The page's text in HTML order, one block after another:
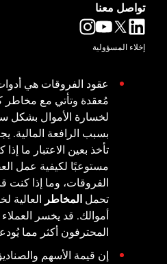
تواصل معنا
إخلاء المسؤولية
عقود الفروقات هي
مُعقدة وتأتي مع مخاطر
لخسارة الأموال بشكل
بسبب الرافعة المالية.
تأخذ بعين الاعتبار ما إذا
مستوعبًا لكيفية عمل
الفروقات، وما إذا كنت
تحمل المخاطر العالية
أموالك. قد يخسر العملاء
المحترفون أكثر مما
إن قيمة الأسهم